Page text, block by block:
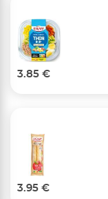
3.85 €
3.95 €